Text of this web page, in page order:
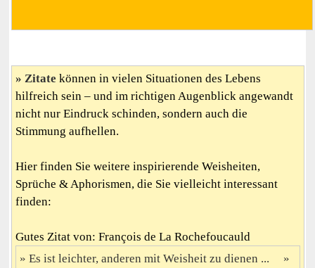
Zitate können in vielen Situationen des Lebens
hilfreich sein – und im richtigen Augenblick angewandt
nicht nur Eindruck schinden, sondern auch die
Stimmung aufhellen.
Hier finden Sie weitere inspirierende Weisheiten,
Sprüche & Aphorismen, die Sie vielleicht interessant
finden:
Gutes Zitat von: François de La Rochefoucauld
Es ist leichter, anderen mit Weisheit zu dienen ...